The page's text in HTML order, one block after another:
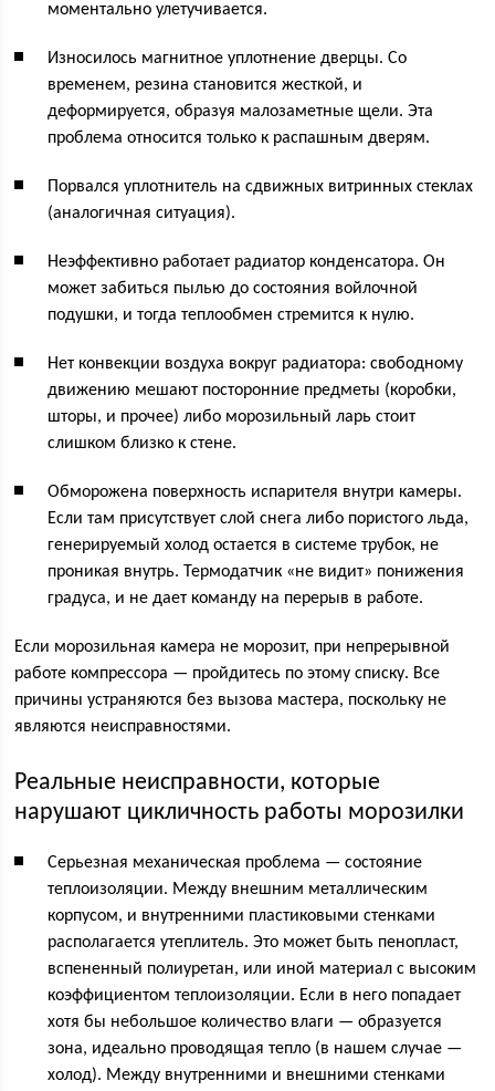
моментально улетучивается.
Износилось магнитное уплотнение дверцы. Со
временем, резина становится жесткой, и
деформируется, образуя малозаметные щели. Эта
проблема относится только к распашным дверям.
Порвался уплотнитель на сдвижных витринных стеклах
(аналогичная ситуация).
Неэффективно работает радиатор конденсатора. Он
может забиться пылью до состояния войлочной
подушки, и тогда теплообмен стремится к нулю.
Нет конвекции воздуха вокруг радиатора: свободному
движению мешают посторонние предметы (коробки,
шторы, и прочее) либо морозильный ларь стоит
слишком близко к стене.
Обморожена поверхность испарителя внутри камеры.
Если там присутствует слой снега либо пористого льда,
генерируемый холод остается в системе трубок, не
проникая внутрь. Термодатчик «не видит» понижения
градуса, и не дает команду на перерыв в работе.
Если морозильная камера не морозит, при непрерывной
работе компрессора — пройдитесь по этому списку. Все
причины устраняются без вызова мастера, поскольку не
являются неисправностями.
Реальные неисправности, которые
нарушают цикличность работы морозилки
Серьезная механическая проблема — состояние
теплоизоляции. Между внешним металлическим
корпусом, и внутренними пластиковыми стенками
располагается утеплитель. Это может быть пенопласт,
вспененный полиуретан, или иной материал с высоким
коэффициентом теплоизоляции. Если в него попадает
хотя бы небольшое количество влаги — образуется
зона, идеально проводящая тепло (в нашем случае —
холод). Между внутренними и внешними стенками